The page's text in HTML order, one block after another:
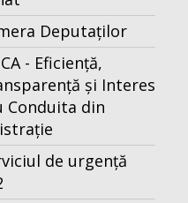
Deputaților
- Eficiență,
și Interes
Conduita din
de urgență